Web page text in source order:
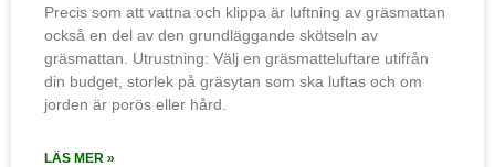
Precis som att vattna och klippa är luftning av gräsmattan
också en del av den grundläggande skötseln av
gräsmattan. Utrustning: Välj en gräsmatteluftare utifrån
din budget, storlek på gräsytan som ska luftas och om
jorden är porös eller hård.
LÄS MER »